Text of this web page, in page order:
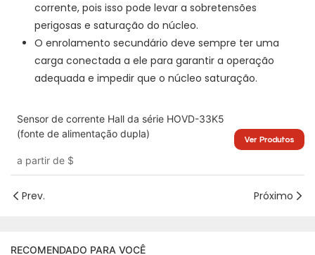
corrente, pois isso pode levar a sobretensões
perigosas e saturação do núcleo.
O enrolamento secundário deve sempre ter uma
carga conectada a ele para garantir a operação
adequada e impedir que o núcleo saturação.
Sensor de corrente Hall da série HOVD-33K5
(fonte de alimentação dupla)
a partir de $
Ver Produtos
Prev. Próximo
RECOMENDADO PARA VOCÊ